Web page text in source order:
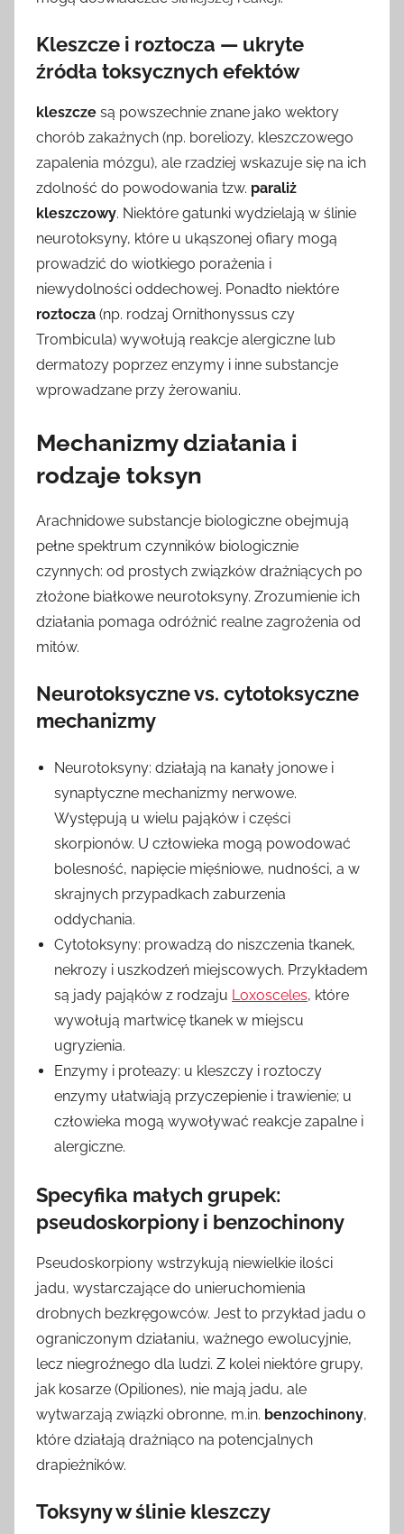
Kleszcze i roztocza — ukryte
źródła toksycznych efektów
kleszcze są powszechnie znane jako wektory
chorób zakaźnych (np. boreliozy, kleszczowego
zapalenia mózgu), ale rzadziej wskazuje się na ich
zdolność do powodowania tzw. paraliż
kleszczowy. Niektóre gatunki wydzielają w ślinie
neurotoksyny, które u ukąszonej ofiary mogą
prowadzić do wiotkiego porażenia i
niewydolności oddechowej. Ponadto niektóre
roztocza (np. rodzaj Ornithonyssus czy
Trombicula) wywołują reakcje alergiczne lub
dermatozy poprzez enzymy i inne substancje
wprowadzane przy żerowaniu.
Mechanizmy działania i
rodzaje toksyn
Arachnidowe substancje biologiczne obejmują
pełne spektrum czynników biologicznie
czynnych: od prostych związków drażniących po
złożone białkowe neurotoksyny. Zrozumienie ich
działania pomaga odróżnić realne zagrożenia od
mitów.
Neurotoksyczne vs. cytotoksyczne
mechanizmy
Neurotoksyny: działają na kanały jonowe i
synaptyczne mechanizmy nerwowe.
Występują u wielu pająków i części
skorpionów. U człowieka mogą powodować
bolesność, napięcie mięśniowe, nudności, a w
skrajnych przypadkach zaburzenia
oddychania.
Cytotoksyny: prowadzą do niszczenia tkanek,
nekrozy i uszkodzeń miejscowych. Przykładem
są jady pająków z rodzaju Loxosceles, które
wywołują martwicę tkanek w miejscu
ugryzienia.
Enzymy i proteazy: u kleszczy i roztoczy
enzymy ułatwiają przyczepienie i trawienie; u
człowieka mogą wywoływać reakcje zapalne i
alergiczne.
Specyfika małych grupek:
pseudoskorpiony i benzochinony
Pseudoskorpiony wstrzykują niewielkie ilości
jadu, wystarczające do unieruchomienia
drobnych bezkręgowców. Jest to przykład jadu o
ograniczonym działaniu, ważnego ewolucyjnie,
lecz niegroźnego dla ludzi. Z kolei niektóre grupy,
jak kosarze (Opiliones), nie mają jadu, ale
wytwarzają związki obronne, m.in. benzochinony,
które działają drażniąco na potencjalnych
drapieżników.
Toksyny w ślinie kleszczy